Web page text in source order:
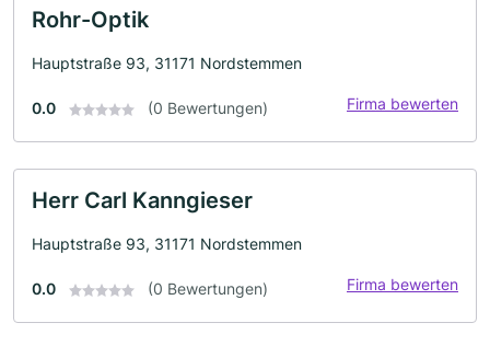
Rohr-Optik
Hauptstraße 93, 31171 Nordstemmen
0.0 (0 Bewertungen) Firma bewerten
Herr Carl Kanngieser
Hauptstraße 93, 31171 Nordstemmen
0.0 (0 Bewertungen) Firma bewerten